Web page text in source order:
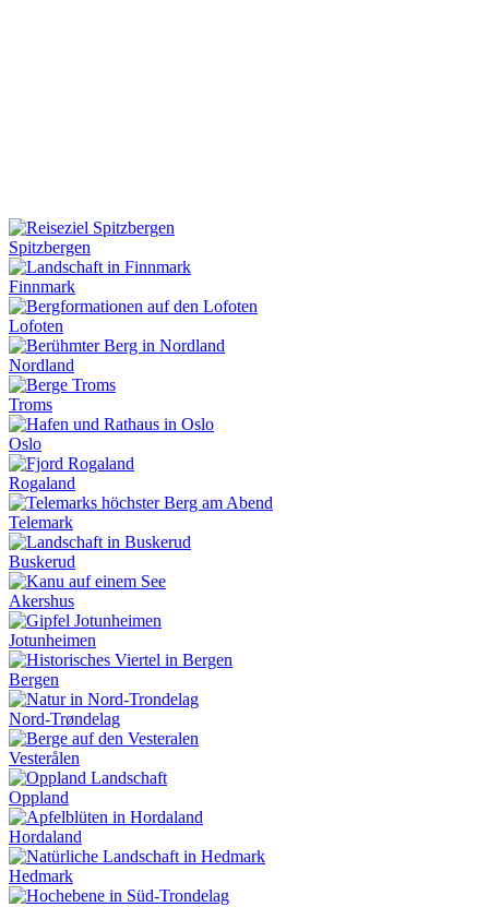
Spitzbergen
Finnmark
Lofoten
Nordland
Troms
Oslo
Rogaland
Telemark
Buskerud
Akershus
Jotunheimen
Bergen
Nord-Trøndelag
Vesterålen
Oppland
Hordaland
Hedmark